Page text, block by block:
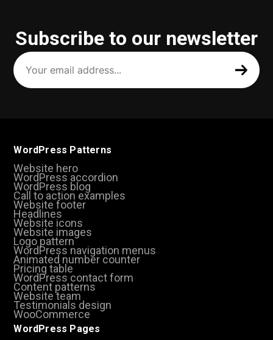
Subscribe to our newsletter
Your
email
address
(Required)
WordPress Patterns
Website hero
WordPress accordion
WordPress blog
Call to action examples
Website footer
Headlines
Website icons
Website images
Logo pattern
WordPress navigation menus
Animated number counter
Pricing table
WordPress contact form
Content patterns
Website team
Testimonials design
WooCommerce
WordPress Pages